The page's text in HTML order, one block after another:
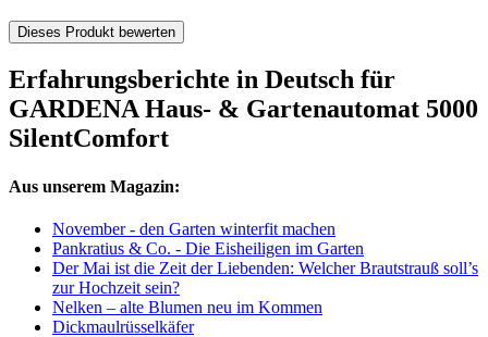
Dieses Produkt bewerten
Erfahrungsberichte in Deutsch für
GARDENA Haus- & Gartenautomat 5000
SilentComfort
Aus unserem Magazin:
November - den Garten winterfit machen
Pankratius & Co. - Die Eisheiligen im Garten
Der Mai ist die Zeit der Liebenden: Welcher Brautstrauß soll’s
zur Hochzeit sein?
Nelken – alte Blumen neu im Kommen
Dickmaulrüsselkäfer